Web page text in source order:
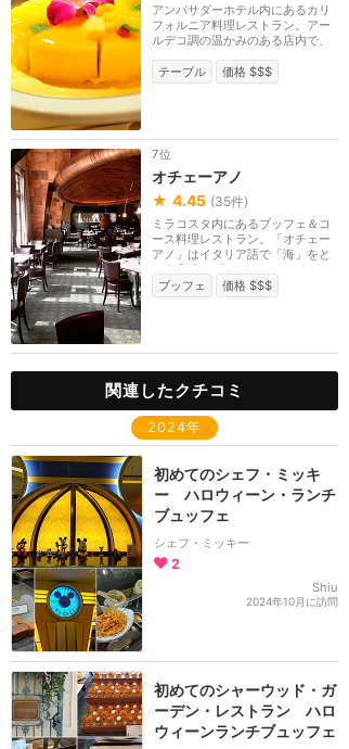
アンバサダーホテル内にあるカリ
フォルニア料理レストラン。アー
ルデコ調の温かみのある店内で、
テーブル
価格 $$$
7位
オチェーアノ
★ 4.45 (35件)
ミラコスタ内にあるブッフェ＆コ
ース料理レストラン。「オチェー
アノ」はイタリア語で「海」をと
いう意味。ブッフ...
ブッフェ
価格 $$$
関連したクチコミ
2024年
初めてのシェフ・ミッキ
ー ハロウィーン・ランチ
ブュッフェ
シェフ・ミッキー
2
Shiu
2024年10月に訪問
初めてのシャーウッド・ガ
ーデン・レストラン ハロ
ウィーンランチブュッフェ